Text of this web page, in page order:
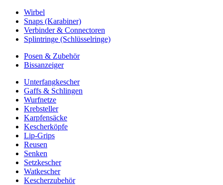
Wirbel
Snaps (Karabiner)
Verbinder & Connectoren
Splintringe (Schlüsselringe)
Posen & Zubehör
Bissanzeiger
Unterfangkescher
Gaffs & Schlingen
Wurfnetze
Krebsteller
Karpfensäcke
Kescherköpfe
Lip-Grips
Reusen
Senken
Setzkescher
Watkescher
Kescherzubehör